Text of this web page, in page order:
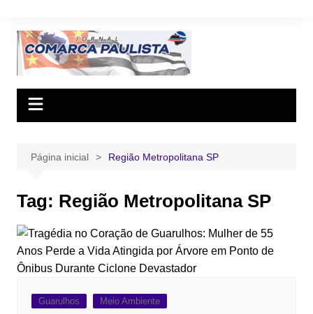
conteúdo
Página inicial Região Metropolitana SP
Tag: Região Metropolitana SP
Guarulhos Meio Ambiente